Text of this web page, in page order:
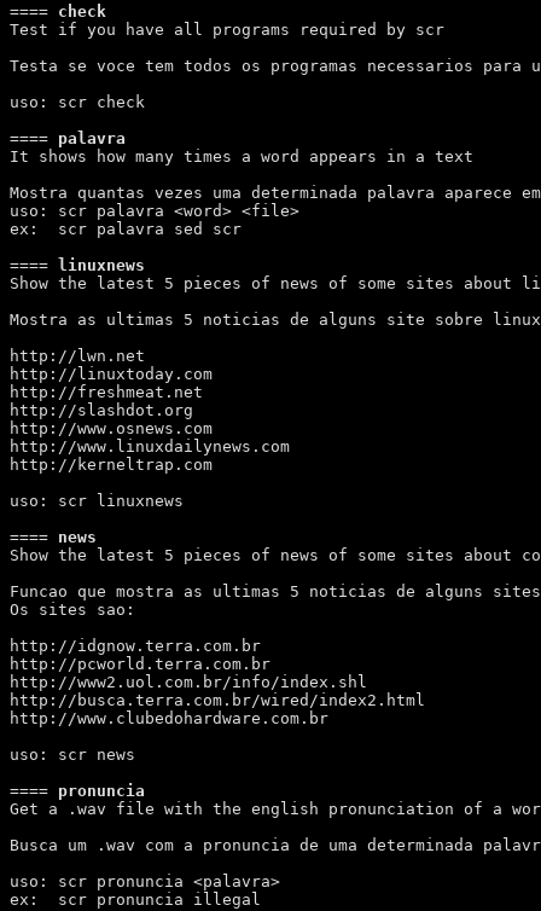
==== check
Test if you have all programs required by scr
Testa se voce tem todos os programas necessarios
uso: scr check
==== palavra
It shows how many times a word appears in a text
Mostra quantas vezes uma determinada palavra aparece
uso: scr palavra <word> <file>
ex:  scr palavra sed scr
==== linuxnews
Show the latest 5 pieces of news of some sites about
Mostra as ultimas 5 noticias de alguns site sobre
http://lwn.net
http://linuxtoday.com
http://freshmeat.net
http://slashdot.org
http://www.osnews.com
http://www.linuxdailynews.com
http://kerneltrap.com
uso: scr linuxnews
==== news
Show the latest 5 pieces of news of some sites about
Funcao que mostra as ultimas 5 noticias de alguns
Os sites sao:
http://idgnow.terra.com.br
http://pcworld.terra.com.br
http://www2.uol.com.br/info/index.shl
http://busca.terra.com.br/wired/index2.html
http://www.clubedohardware.com.br
uso: scr news
==== pronuncia
Get a .wav file with the english pronunciation of a
Busca um .wav com a pronuncia de uma determinada
uso: scr pronuncia <palavra>
ex:  scr pronuncia illegal